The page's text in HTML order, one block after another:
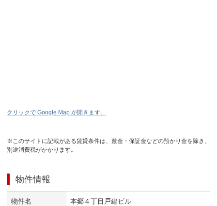
クリックで Google Map が開きます。
※このサイトに記載がある賃貸条件は、敷金・保証金などの預かり金を除き、
別途消費税がかかります。
物件情報
物件名 本郷４丁目戸建ビル